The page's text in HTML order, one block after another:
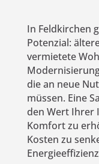
In Feldkirchen
Potenzial:
vermietete
die an neue
müssen. Eine
den Wert Ihrer
Komfort zu
Kosten zu